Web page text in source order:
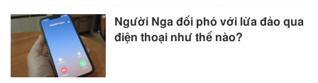
Người Nga đối phó với lừa đảo qua
điện thoại như thế nào?